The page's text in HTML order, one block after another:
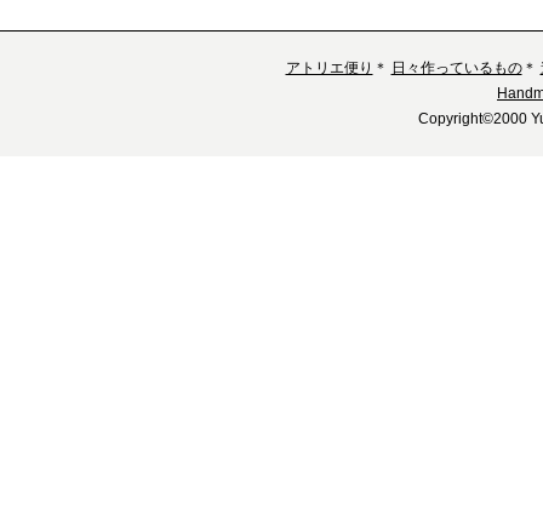
アトリエ便り ＊ 日々作っているもの＊
Copyright©2000